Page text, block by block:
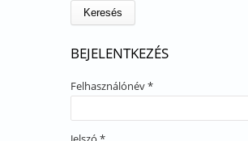
BEJELENTKEZÉS
Felhasználónév*